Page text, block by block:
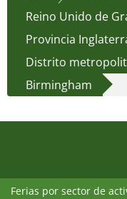
Reino Unido de
Provincia
Distrito
Birmingham
Ferias por sector de